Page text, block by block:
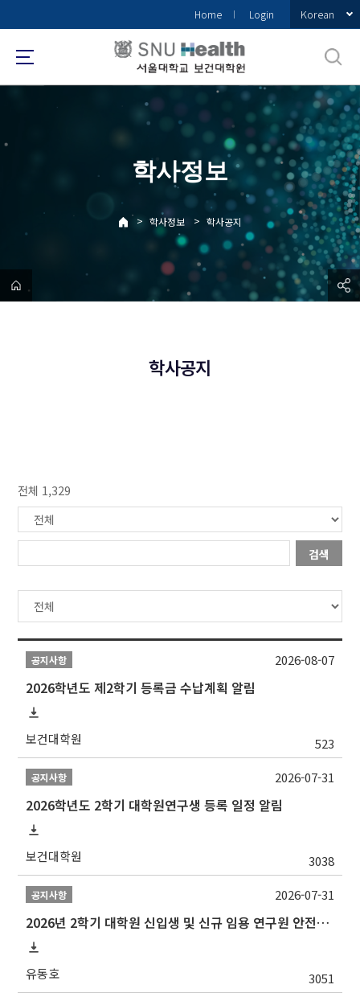
로
메
Home Login Korean
학사정보
> 학사정보 > 학사공지
학사공지
전체 1,329
검색
공지사항
2026학년도 제2학기 등록금 수납계획 알림
보건대학원 523
2026-08-07
공지사항
2026학년도 2학기 대학원연구생 등록 일정 알림
보건대학원 3038
2026-07-31
공지사항
2026년 2학기 대학원 신입생 및 신규 임용 연구원 안전환경교육(신규교육) 실시 안내
유동호 3051
2026-07-31